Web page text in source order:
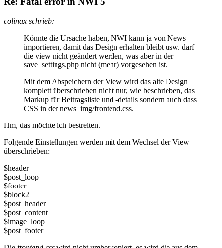
colinax schrieb:
Könnte die Ursache haben, NWI kann ja von News
importieren, damit das Design erhalten bleibt usw. darf
die view nicht geändert werden, was aber in der
save_settings.php nicht (mehr) vorgesehen ist.
Mit dem Abspeichern der View wird das alte Design
komplett überschrieben nicht nur, wie beschrieben, das
Markup für Beitragsliste und -details sondern auch dass
CSS in der news_img/frontend.css.
Hm, das möchte ich bestreiten.
Folgende Einstellungen werden mit dem Wechsel der View
überschrieben:
$header
$post_loop
$footer
$block2
$post_header
$post_content
$image_loop
$post_footer